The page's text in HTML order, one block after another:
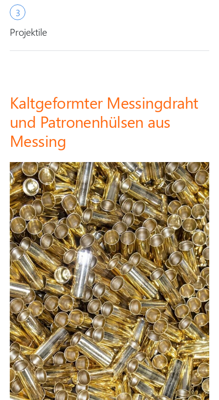
Projektile
Kaltgeformter Messingdraht
und Patronenhülsen aus
Messing